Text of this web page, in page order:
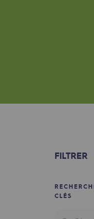
Un
Une
Une
Notre
FILTRER
CLÉS